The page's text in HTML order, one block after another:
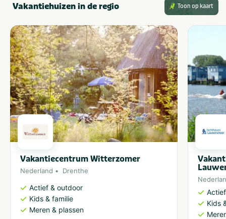
Vakantiehuizen in de regio Toon op kaart
Vakantiecentrum Witterzomer
Nederland Drenthe
Actief & outdoor
Kids & familie
Meren & plassen
Kids